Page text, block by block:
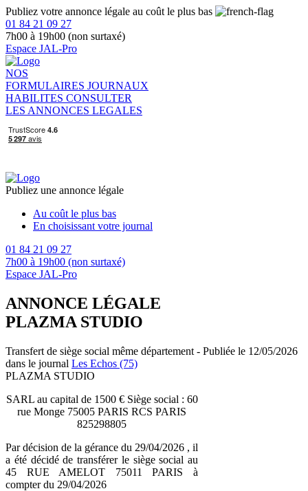
Publiez votre annonce légale au coût le plus bas
01 84 21 09 27
7h00 à 19h00 (non surtaxé)
Espace JAL-Pro
NOS
FORMULAIRES JOURNAUX
HABILITES CONSULTER
LES ANNONCES LEGALES
Publiez une annonce légale
Au coût le plus bas
En choisissant votre journal
01 84 21 09 27
7h00 à 19h00 (non surtaxé)
Espace JAL-Pro
ANNONCE LÉGALE
PLAZMA STUDIO
Transfert de siège social même département - Publiée le 12/05/2026
dans le journal Les Echos (75)
PLAZMA STUDIO
SARL au capital de 1500 € Siège social : 60
rue Monge 75005 PARIS RCS PARIS
825298805
Par décision de la gérance du 29/04/2026 , il
a été décidé de transférer le siège social au
45 RUE AMELOT 75011 PARIS à
compter du 29/04/2026